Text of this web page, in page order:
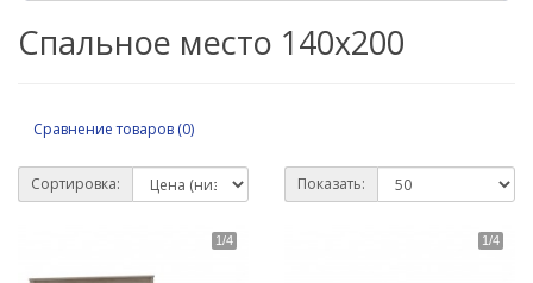
Спальное место 140х200
Сравнение товаров (0)
Сортировка: Показать: